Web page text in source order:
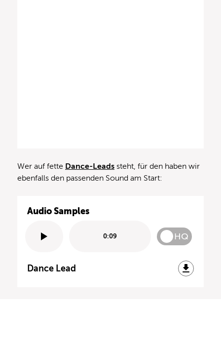
Wer auf fette Dance-Leads steht, für den haben wir
ebenfalls den passenden Sound am Start:
Audio Samples
0:09 HQ
Dance Lead